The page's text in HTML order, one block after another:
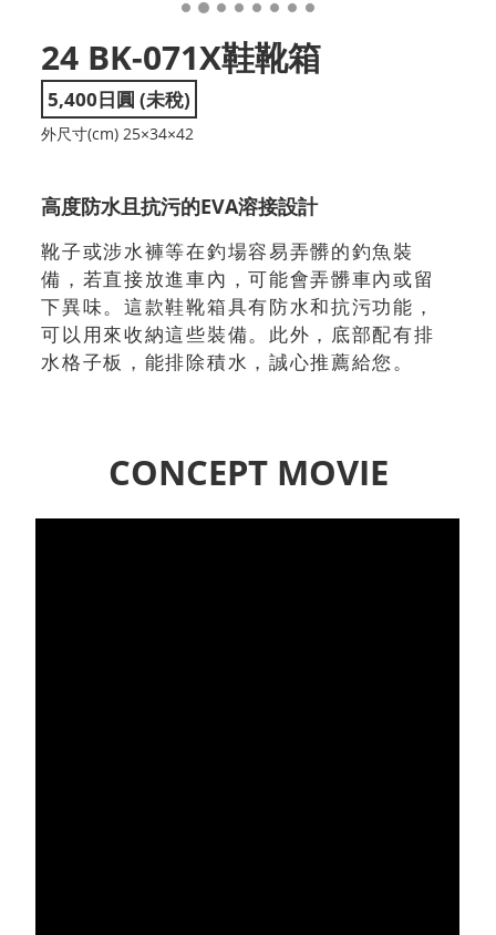
24 BK-071X鞋靴箱
5,400日圓 (未稅)
外尺寸(cm) 25×34×42
高度防水且抗污的EVA溶接設計
靴子或涉水褲等在釣場容易弄髒的釣魚裝
備，若直接放進車內，可能會弄髒車內或留
下異味。這款鞋靴箱具有防水和抗污功能，
可以用來收納這些裝備。此外，底部配有排
水格子板，能排除積水，誠心推薦給您。
CONCEPT MOVIE